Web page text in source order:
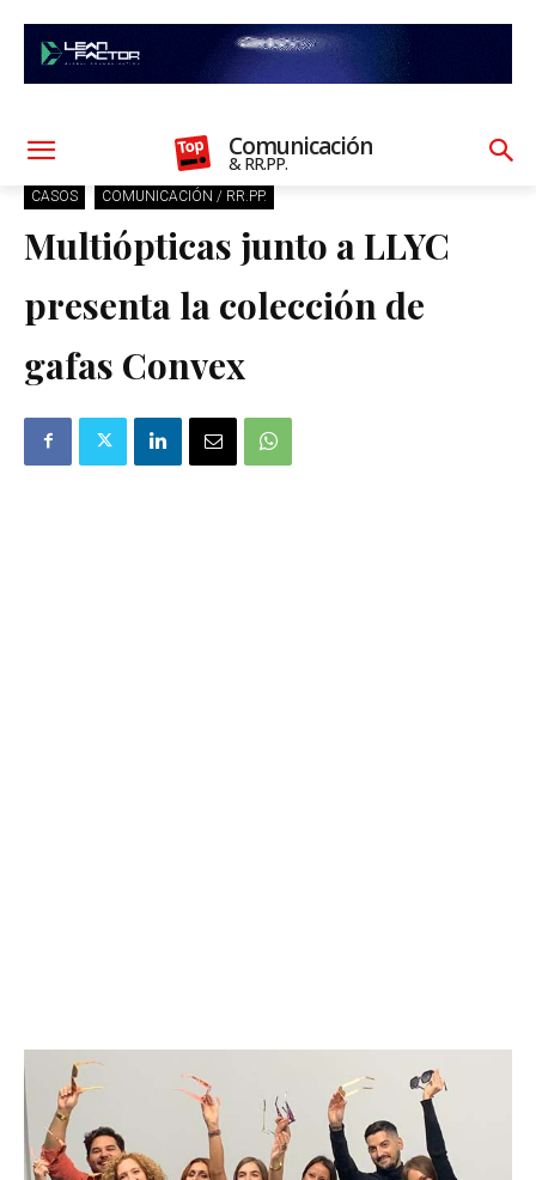
Comunicación
& RR.PP.
CASOS COMUNICACIÓN / RR.PP.
Multiópticas junto a LLYC
presenta la colección de
gafas Convex